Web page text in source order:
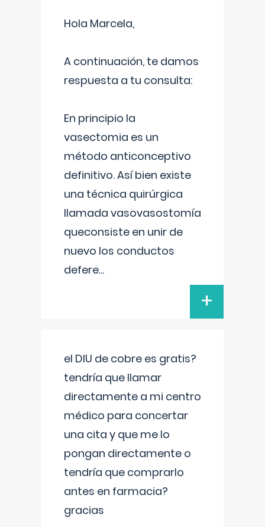
Hola Marcela,
A continuación, te damos
respuesta a tu consulta:
En principio la
vasectomia es un
método anticonceptivo
definitivo. Así bien existe
una técnica quirúrgica
llamada vasovasostomía
queconsiste en unir de
nuevo los conductos
defere...
+
el DIU de cobre es gratis?
tendría que llamar
directamente a mi centro
médico para concertar
una cita y que me lo
pongan directamente o
tendría que comprarlo
antes en farmacia?
gracias